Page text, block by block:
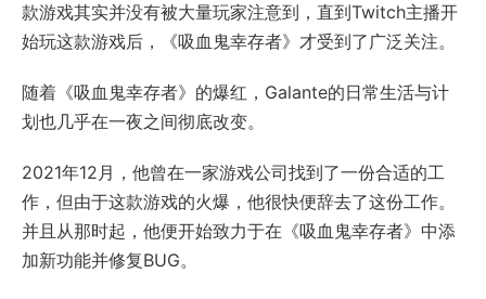
款游戏其实并没有被大量玩家注意到，直到Twitch主播开
始玩这款游戏后，《吸血鬼幸存者》才受到了广泛关注。
随着《吸血鬼幸存者》的爆红，Galante的日常生活与计
划也几乎在一夜之间彻底改变。
2021年12月，他曾在一家游戏公司找到了一份合适的工
作，但由于这款游戏的火爆，他很快便辞去了这份工作。
并且从那时起，他便开始致力于在《吸血鬼幸存者》中添
加新功能并修复BUG。